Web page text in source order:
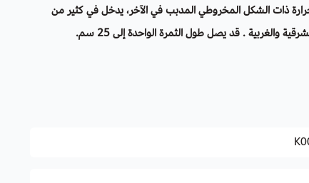
ذات الشكل المخروطي المدبب في الآخر، يدخل في كثير من
والغربية . قد يصل طول الثمرة الواحدة إلى 25 سم.